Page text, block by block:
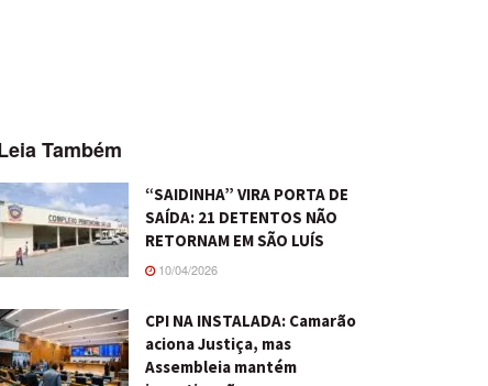
Também
“SAIDINHA” VIRA PORTA DE
SAÍDA: 21 DETENTOS NÃO
RETORNAM EM SÃO LUÍS
10/04/2026
CPI NA INSTALADA: Camarão
aciona Justiça, mas
Assembleia mantém